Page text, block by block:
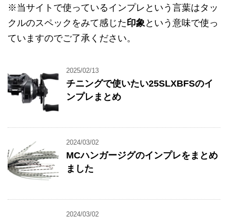
※当サイトで使っているインプレという言葉はタッ
クルのスペックをみて感じた印象という意味で使っ
ていますのでご了承ください。
2025/02/13
チニングで使いたい25SLXBFSのイ
ンプレまとめ
2024/03/02
MCハンガージグのインプレをまとめ
ました
2024/03/02